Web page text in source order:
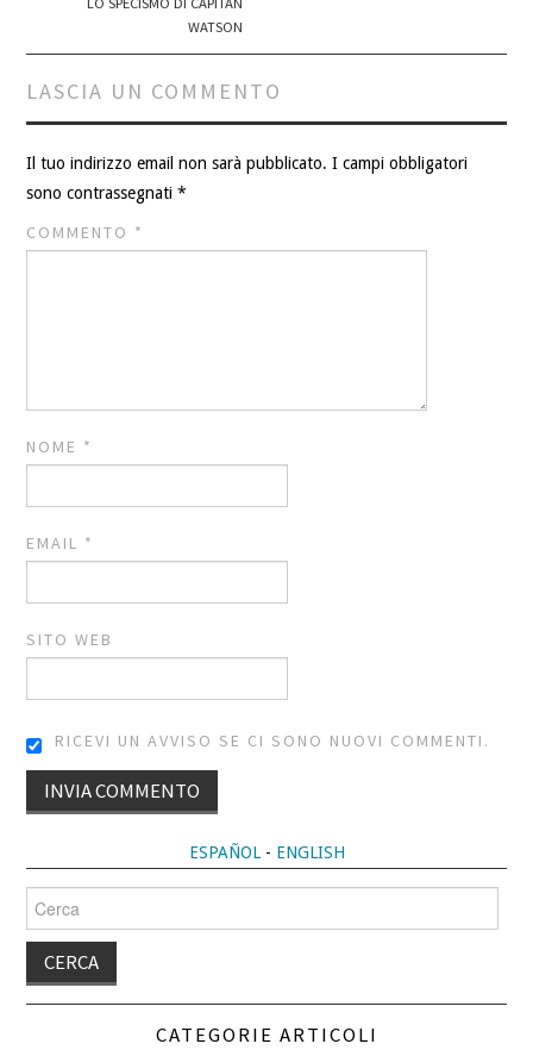
WATSON
LASCIA UN COMMENTO
Il tuo indirizzo email non sarà pubblicato. I campi obbligatori
sono contrassegnati*
COMMENTO *
NOME *
EMAIL *
SITO WEB
RICEVI UN AVVISO SE CI SONO NUOVI COMMENTI.
ESPAÑOL- ENGLISH
Cerca
per:
CATEGORIE ARTICOLI